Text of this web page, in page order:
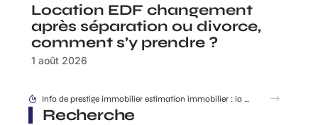
Location EDF changement
après séparation ou divorce,
comment s’y prendre ?
1 août 2026
Info de prestige immobilier estimation immobilier : la méthode des vrais biens d’exception
Recherche